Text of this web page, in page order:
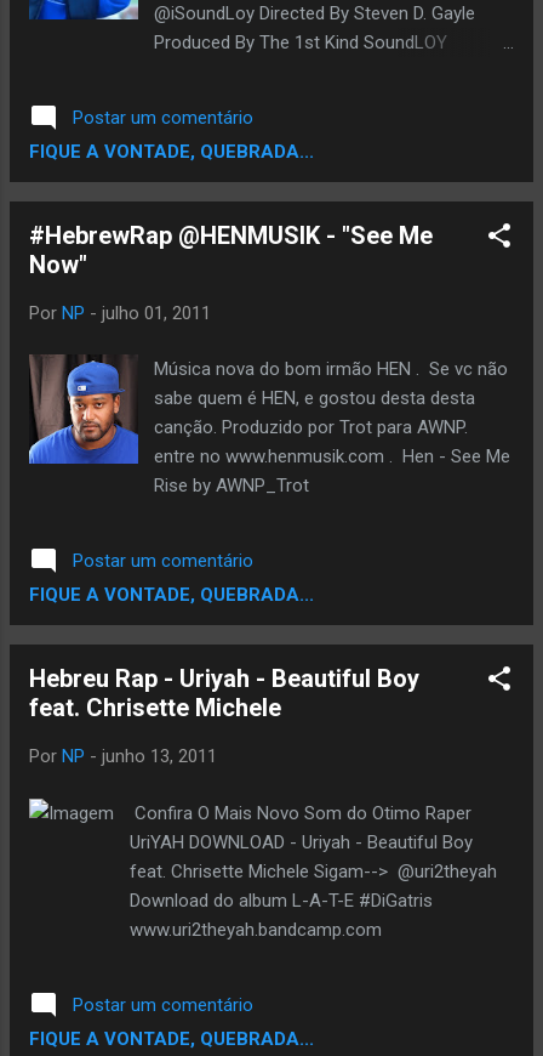
@iSoundLoy Directed By Steven D. Gayle
Produced By The 1st Kind SoundLOY
Postar um comentário
FIQUE A VONTADE, QUEBRADA...
#HebrewRap @HENMUSIK - "See Me
Now"
Por NP - julho 01, 2011
Música nova do bom irmão HEN . Se vc não
sabe quem é HEN, e gostou desta desta
canção. Produzido por Trot para AWNP.
entre no www.henmusik.com . Hen - See Me
Rise by AWNP_Trot
Postar um comentário
FIQUE A VONTADE, QUEBRADA...
Hebreu Rap - Uriyah - Beautiful Boy
feat. Chrisette Michele
Por NP - junho 13, 2011
Confira O Mais Novo Som do Otimo Raper
UriYAH DOWNLOAD - Uriyah - Beautiful Boy
feat. Chrisette Michele Sigam--> @uri2theyah
Download do album L-A-T-E #DiGatris
www.uri2theyah.bandcamp.com
Postar um comentário
FIQUE A VONTADE, QUEBRADA...